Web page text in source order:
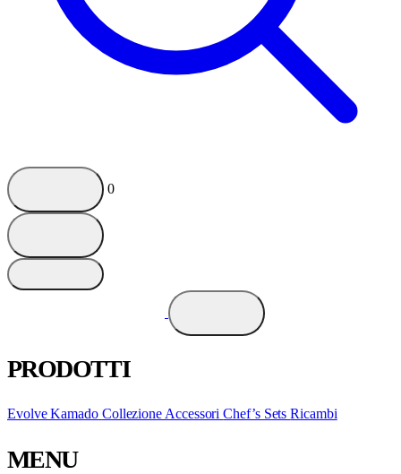
0
PRODOTTI
Evolve Kamado CollezioneAccessoriChef’s SetsRicambi
MENU